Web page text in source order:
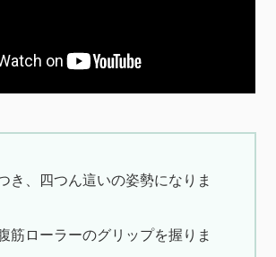
き、四つん這いの姿勢になりま
筋ローラーのグリップを握りま